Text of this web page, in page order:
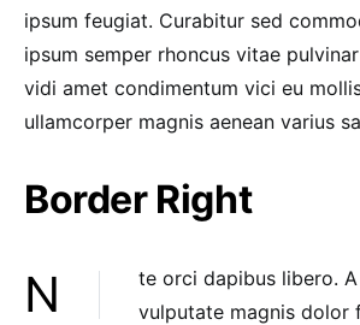
ipsum feugiat. Curabitur sed
ipsum semper rhoncus vitae
vidi amet condimentum vici eu
ullamcorper magnis aenean varius
Border Right
Nte orci dapibus libero. A aenean vivamus
vulputate magnis dolor